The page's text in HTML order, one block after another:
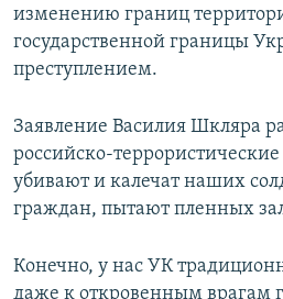
изменению границ
государственной границы
преступлением.
Заявление Василия Шкляра
российско-
убивают и калечат наших
граждан, пытают пленных
Конечно, у нас УК
даже к откровенным врагам